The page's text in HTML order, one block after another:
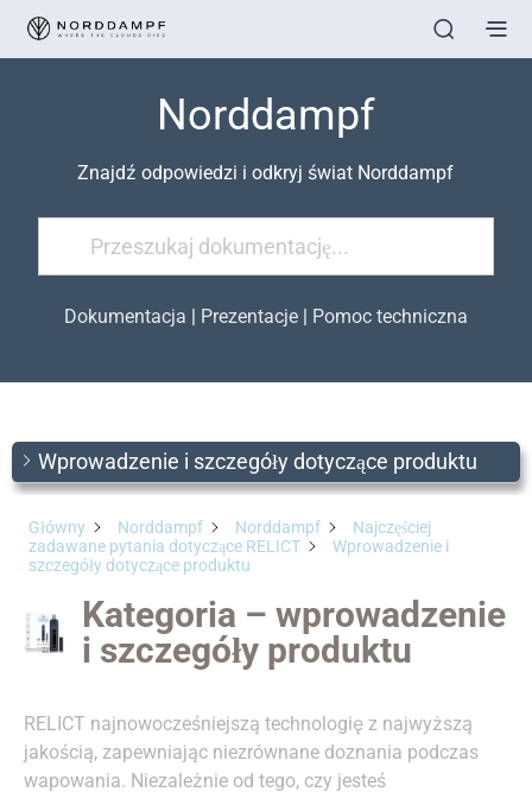
Norddampf
Znajdź odpowiedzi i odkryj świat Norddampf
Dokumentacja | Prezentacje| Pomoc techniczna
Wprowadzenie i szczegóły dotyczące produktu
Główny Norddampf Norddampf
Najczęściej
zadawane pytania dotyczące RELICT
Wprowadzenie i
szczegóły dotyczące produktu
Kategoria – wprowadzenie
i szczegóły produktu
RELICT najnowocześniejszą technologię z najwyższą
jakością, zapewniając niezrównane doznania podczas
wapowania. Niezależnie od tego, czy jesteś